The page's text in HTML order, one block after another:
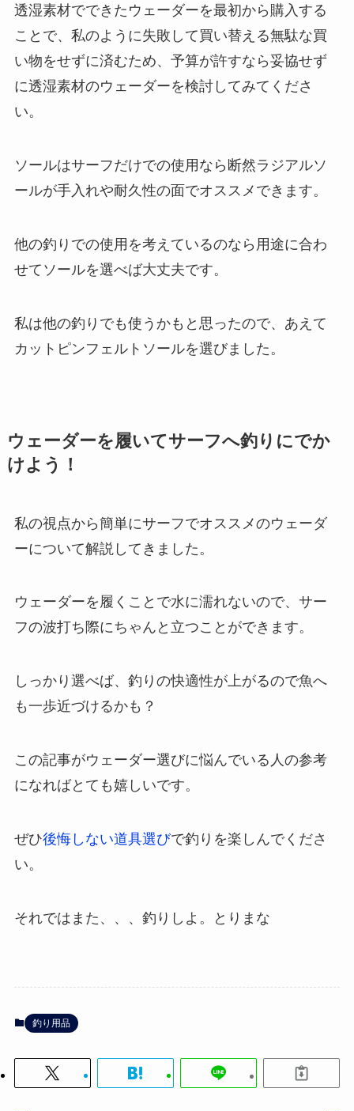
透湿素材でできたウェーダーを最初から購入する
ことで、私のように失敗して買い替える無駄な買
い物をせずに済むため、予算が許すなら妥協せず
に透湿素材のウェーダーを検討してみてくださ
い。
ソールはサーフだけでの使用なら断然ラジアルソ
ールが手入れや耐久性の面でオススメできます。
他の釣りでの使用を考えているのなら用途に合わ
せてソールを選べば大丈夫です。
私は他の釣りでも使うかもと思ったので、あえて
カットピンフェルトソールを選びました。
ウェーダーを履いてサーフへ釣りにでか
けよう！
私の視点から簡単にサーフでオススメのウェーダ
ーについて解説してきました。
ウェーダーを履くことで水に濡れないので、サー
フの波打ち際にちゃんと立つことができます。
しっかり選べば、釣りの快適性が上がるので魚へ
も一歩近づけるかも？
この記事がウェーダー選びに悩んでいる人の参考
になればとても嬉しいです。
ぜひ後悔しない道具選びで釣りを楽しんでくださ
い。
それではまた、、、釣りしよ。とりまな
釣り用品